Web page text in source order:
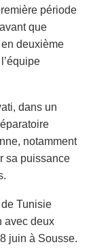
période
que
deuxième
dans un
notamment
sa puissance
Tunisie
avec deux
juin à Sousse.